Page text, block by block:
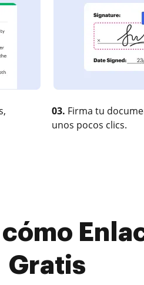
03. Firma tu
unos pocos clics.
Gratis